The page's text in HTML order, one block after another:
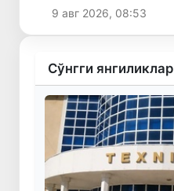
9 авг 2026, 08:53
Сўнгги янгиликлар